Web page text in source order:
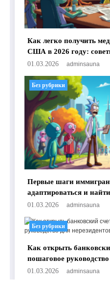
Как легко получить
США в 2026 году:
01.03.2026 adminsauna
Без рубрики
Первые шаги
адаптироваться и
01.03.2026 adminsauna
Без рубрики
Как открыть
пошаговое
01.03.2026 adminsauna